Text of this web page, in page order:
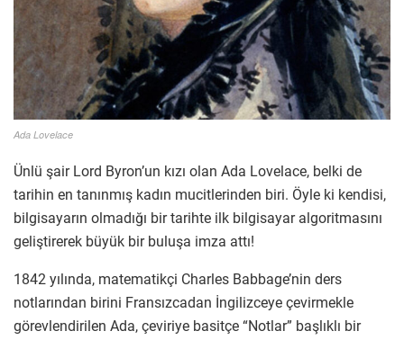
Ada Lovelace
Ünlü şair Lord Byron’un kızı olan Ada Lovelace, belki de
tarihin en tanınmış kadın mucitlerinden biri. Öyle ki kendisi,
bilgisayarın olmadığı bir tarihte ilk bilgisayar algoritmasını
geliştirerek büyük bir buluşa imza attı!
1842 yılında, matematikçi Charles Babbage’nin ders
notlarından birini Fransızcadan İngilizceye çevirmekle
görevlendirilen Ada, çeviriye basitçe “Notlar” başlıklı bir